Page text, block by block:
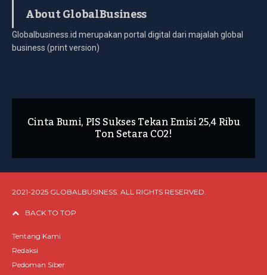
About GlobalBusiness
Globalbusiness.id merupakan portal digital dari majalah global
business (print version)
Cinta Bumi, PIS Sukses Tekan Emisi 25,4 Ribu
Ton Setara CO2!
2021-2025 GLOBALBUSINESS. ALL RIGHTS RESERVED.
BACK TO TOP
Tentang Kami
Redaksi
Pedoman Siber